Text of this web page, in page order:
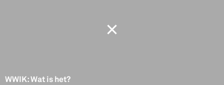
WWIK: Wat is het?